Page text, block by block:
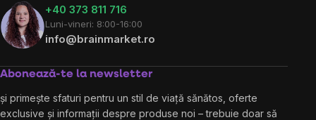
+40 373 811 716
Luni-vineri: 8:00-16:00
info@brainmarket.ro
Abonează-te la newsletter
și primește sfaturi pentru un stil de viață sănătos, oferte
exclusive și informații despre produse noi – trebuie doar să